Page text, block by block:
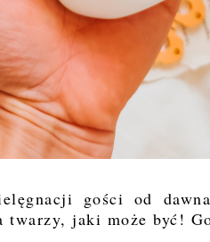
gości od
twarzy, jaki może być!